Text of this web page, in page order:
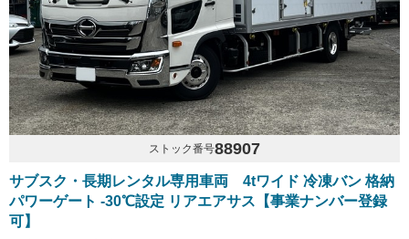
ストック番号88907
サブスク・長期レンタル専用車両 4tワイド 冷凍バン 格納
パワーゲート -30℃設定 リアエアサス【事業ナンバー登録
可】